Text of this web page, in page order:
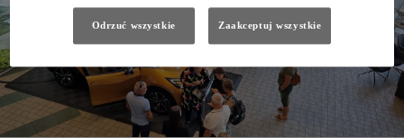
Odrzuć wszystkie Zaakceptuj wszystkie